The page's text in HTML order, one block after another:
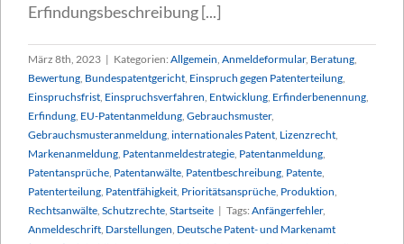
Erfindungsbeschreibung [...]
März 8th, 2023 | Kategorien: Allgemein Anmeldeformular, Beratung
Bewertung Bundespatentgericht Einspruch gegen Patenterteilung
Einspruchsfrist Einspruchsverfahren Entwicklung Erfinderbenennung
Erfindung EU-Patentanmeldung Gebrauchsmuster,
Gebrauchsmusteranmeldung internationales Patent Lizenzrecht
Markenanmeldung Patentanmeldestrategie Patentanmeldung
Patentansprüche Patentanwälte Patentbeschreibung Patente
Patenterteilung Patentfähigkeit Prioritätsansprüche Produktion
Rechtsanwälte Schutzrechte Startseite | Tags: Anfängerfehler,
Anmeldeschrift Darstellungen Deutsche Patent- und Markenamt